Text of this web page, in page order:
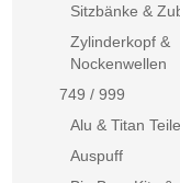
Sitzbänke &
Zylinderkopf &
Nockenwellen
749 / 999
Alu & Titan Teile
Auspuff